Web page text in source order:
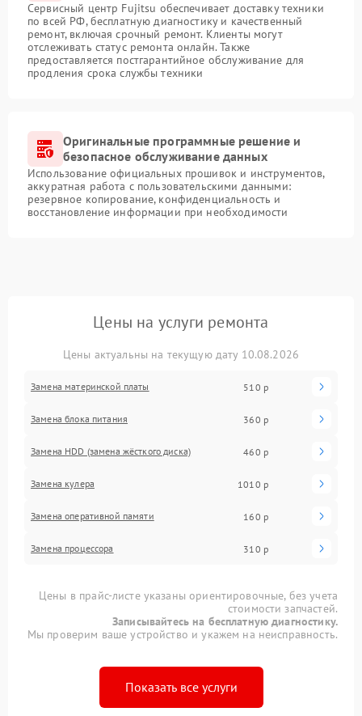
Сервисный центр Fujitsu обеспечивает доставку техники
по всей РФ, бесплатную диагностику и качественный
ремонт, включая срочный ремонт. Клиенты могут
отслеживать статус ремонта онлайн. Также
предоставляется постгарантийное обслуживание для
продления срока службы техники
Оригинальные программные решение и
безопасное обслуживание данных
Использование официальных прошивок и инструментов,
аккуратная работа с пользовательскими данными:
резервное копирование, конфиденциальность и
восстановление информации при необходимости
Цены на услуги ремонта
Цены актуальны на текущую дату 10.08.2026
Замена материнской платы 510 р
Замена блока питания 360 р
Замена HDD (замена жёсткого диска) 460 р
Замена кулера 1010 р
Замена оперативной памяти 160 р
Замена процессора 310 р
Цены в прайс-листе указаны ориентировочные, без учета
стоимости запчастей.
Записывайтесь на бесплатную диагностику.
Мы проверим ваше устройство и укажем на неисправность.
Показать все услуги